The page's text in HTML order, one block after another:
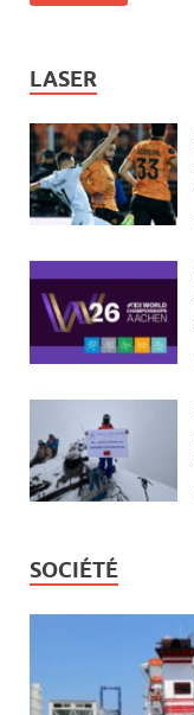
LASER
SOCIÉTÉ